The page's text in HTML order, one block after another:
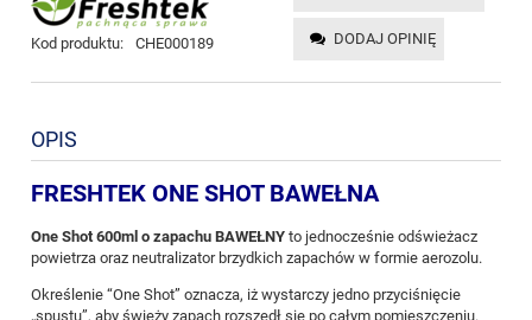
Kod produktu: CHE000189 DODAJ OPINIĘ
OPIS
FRESHTEK ONE SHOT BAWEŁNA
One Shot 600ml o zapachu BAWEŁNY to jednocześnie odświeżacz
powietrza oraz neutralizator brzydkich zapachów w formie aerozolu.
Określenie “One Shot” oznacza, iż wystarczy jedno przyciśnięcie
„spustu”, aby świeży zapach rozszedł się po całym pomieszczeniu.